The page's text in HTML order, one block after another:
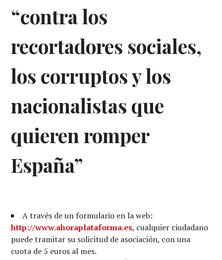
“contra los
recortadores sociales,
los corruptos y los
nacionalistas que
quieren romper
España”
A través de un formulario en la web:
http://www.ahoraplataforma.es, cualquier ciudadano
puede tramitar su solicitud de asociación, con una
cuota de 5 euros al mes.